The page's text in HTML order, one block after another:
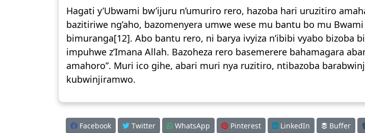
Hagati y’Ubwami bw’ijuru n’umuriro rero, hazoba hari uruzitiro
bazitiriwe ng’aho, bazomenyera umwe wese mu bantu bo mu
bimuranga[12]. Abo bantu rero, ni barya ivyiza n’ibibi vyabo bizoba
impuhwe z’Imana Allah. Bazoheza rero basemerere bahamagara
amahoro”. Muri ico gihe, abari muri nya ruzitiro, ntibazoba
kubwinjiramwo.
Facebook Twitter WhatsApp Pinterest LinkedIn Buffer